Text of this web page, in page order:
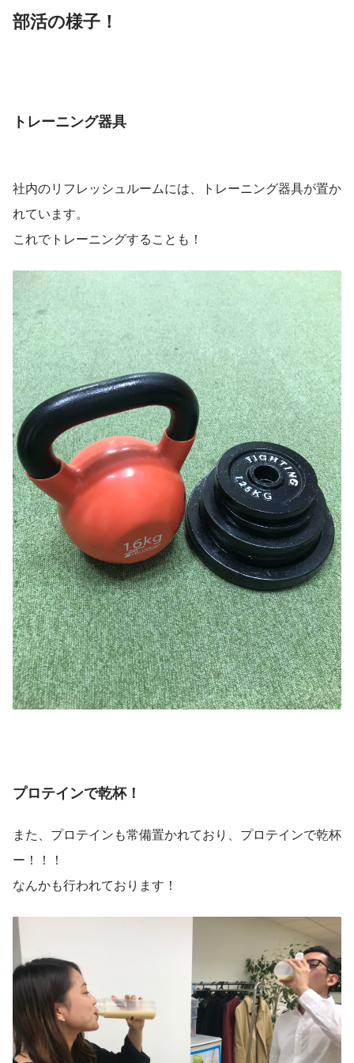
部活の様子！
トレーニング器具
社内のリフレッシュルームには、トレーニング器具が置か
れています。
これでトレーニングすることも！
プロテインで乾杯！
また、プロテインも常備置かれており、プロテインで乾杯
ー！！！
なんかも行われております！